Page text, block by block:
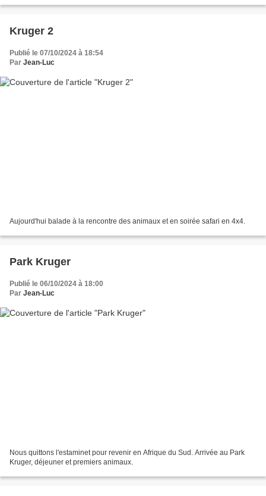
Kruger 2
Publié le 07/10/2024 à 18:54
Par Jean-Luc
Aujourd'hui balade à la rencontre des animaux et en soirée safari en 4x4.
Park Kruger
Publié le 06/10/2024 à 18:00
Par Jean-Luc
Nous quittons l'estaminet pour revenir en Afrique du Sud. Arrivée au Park
Kruger, déjeuner et premiers animaux.